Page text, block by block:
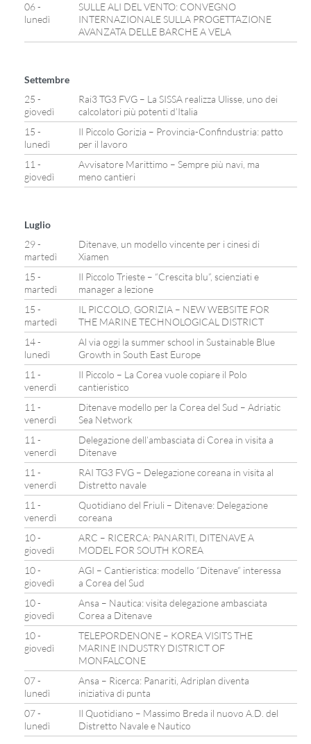
06 -
lunedì
SULLE ALI DEL VENTO: CONVEGNO
INTERNAZIONALE SULLA PROGETTAZIONE
AVANZATA DELLE BARCHE A VELA
Settembre
25 -
giovedì
Rai3 TG3 FVG – La SISSA realizza Ulisse, uno dei
calcolatori più potenti d’Italia
15 -
lunedì
Il Piccolo Gorizia – Provincia-Confindustria: patto
per il lavoro
11 -
giovedì
Avvisatore Marittimo – Sempre più navi, ma
meno cantieri
Luglio
29 -
martedì
Ditenave, un modello vincente per i cinesi di
Xiamen
15 -
martedì
Il Piccolo Trieste – “Crescita blu”, scienziati e
manager a lezione
15 -
martedì
IL PICCOLO, GORIZIA – NEW WEBSITE FOR
THE MARINE TECHNOLOGICAL DISTRICT
14 -
lunedì
Al via oggi la summer school in Sustainable Blue
Growth in South East Europe
11 -
venerdì
Il Piccolo – La Corea vuole copiare il Polo
cantieristico
11 -
venerdì
Ditenave modello per la Corea del Sud – Adriatic
Sea Network
11 -
venerdì
Delegazione dell’ambasciata di Corea in visita a
Ditenave
11 -
venerdì
RAI TG3 FVG – Delegazione coreana in visita al
Distretto navale
11 -
venerdì
Quotidiano del Friuli – Ditenave: Delegazione
coreana
10 -
giovedì
ARC – RICERCA: PANARITI, DITENAVE A
MODEL FOR SOUTH KOREA
10 -
giovedì
AGI – Cantieristica: modello “Ditenave” interessa
a Corea del Sud
10 -
giovedì
Ansa – Nautica: visita delegazione ambasciata
Corea a Ditenave
10 -
giovedì
TELEPORDENONE – KOREA VISITS THE
MARINE INDUSTRY DISTRICT OF
MONFALCONE
07 -
lunedì
Ansa – Ricerca: Panariti, Adriplan diventa
iniziativa di punta
07 -
lunedì
Il Quotidiano – Massimo Breda il nuovo A.D. del
Distretto Navale e Nautico